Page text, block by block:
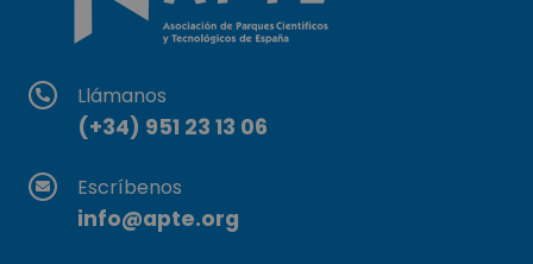
Llámanos
(+34) 951 23 13 06
Escríbenos
info@apte.org